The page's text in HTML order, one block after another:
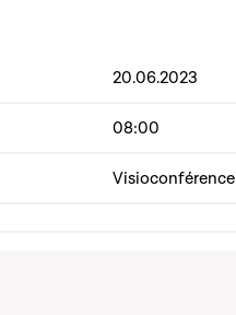
20.06.2023
08:00
Visioconférence